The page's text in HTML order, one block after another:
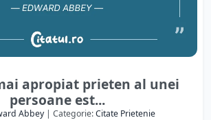
apropiat prieten al unei
persoane est...
Abbey| Categorie:Citate Prietenie